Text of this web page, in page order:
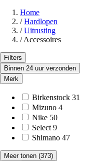
Home
/ Hardlopen
/ Uitrusting
/ Accessoires
Filters
Binnen 24 uur verzonden
Merk
Birkenstock 31
Mizuno 4
Nike 50
Select 9
Shimano 47
Meer tonen (373)